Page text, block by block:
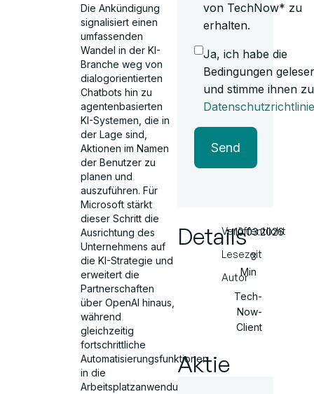
Die Ankündigung
signalisiert einen
umfassenden
Wandel in der KI-
Branche weg von
dialogorientierten
Chatbots hin zu
agentenbasierten
KI-Systemen, die in
der Lage sind,
Aktionen im Namen
der Benutzer zu
planen und
auszuführen. Für
Microsoft stärkt
dieser Schritt die
Ausrichtung des
Unternehmens auf
die KI-Strategie und
erweitert die
Partnerschaften
über OpenAI hinaus,
während
gleichzeitig
fortschrittliche
Automatisierungsfunktionen
in die
Arbeitsplatzanwendungen
von TechNow* zu
erhalten.
Ja, ich habe die
Bedingungen
und stimme ihnen
Datenschutzrichtlinie
Send
DetailsVeröffentlicht
Lesezeit
Autor
10.03.2026
3
Min
Tech-
Now-
Client
Aktie